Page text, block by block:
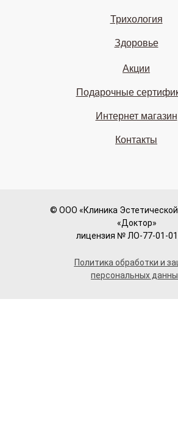
Трихология
Здоровье
Акции
Подарочные
Интернет магазин
Контакты
© ООО «Клиника
«Доктор»
лицензия № ЛО-77-01-
Политика обработки и
персональных